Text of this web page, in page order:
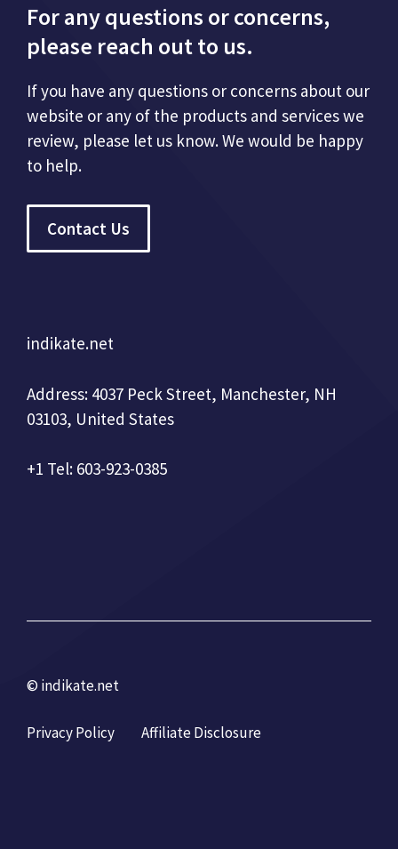
For any questions or concerns,
please reach out to us.
If you have any questions or concerns about our
website or any of the products and services we
review, please let us know. We would be happy
to help.
Contact Us
indikate.net
Address: 4037 Peck Street, Manchester, NH
03103, United States
+1 Tel: 603-923-0385
© indikate.net
Privacy Policy Affiliate Disclosure